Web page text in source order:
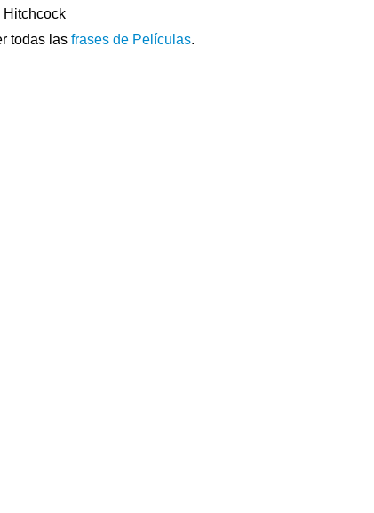
Hitchcock
todas las frases de Películas.